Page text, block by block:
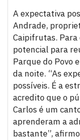
A expectativa
Andrade,
Caipifrutas. Para
potencial para
Parque do Povo
da noite. “As
possíveis. É a
acredito que o
Carlos é um
aprenderam a
bastante”,